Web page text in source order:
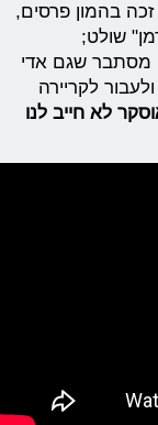
בהמון פרסים,
שולט;
מסתבר שגם אדי
לקריירה
לא חייב לנו